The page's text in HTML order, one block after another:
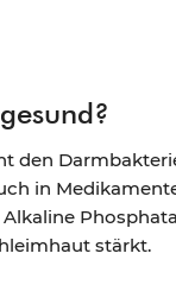
den
in
stärkt.